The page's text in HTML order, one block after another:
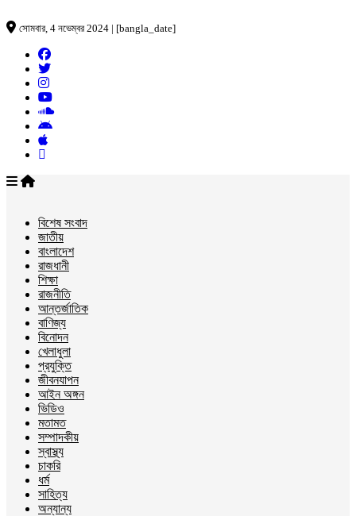
সোমবার, 4 নভেম্বর 2024 | [bangla_date]
বিশেষ সংবাদ
জাতীয়
বাংলাদেশ
রাজধানী
শিক্ষা
রাজনীতি
আন্তর্জাতিক
বাণিজ্য
বিনোদন
খেলাধুলা
প্রযুক্তি
জীবনযাপন
আইন অঙ্গন
ভিডিও
মতামত
সম্পাদকীয়
স্বাস্থ্য
চাকরি
ধর্ম
সাহিত্য
অন্যান্য